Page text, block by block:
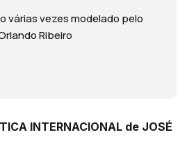
várias vezes modelado pelo
Ribeiro
INTERNACIONAL de JOSÉ